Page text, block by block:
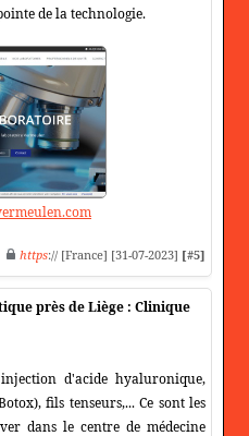
de la technologie.
https:// [France] [31-07-2023] [#5]
près de Liège : Clinique
d'acide hyaluronique,
fils tenseurs,... Ce sont les
dans le centre de médecine